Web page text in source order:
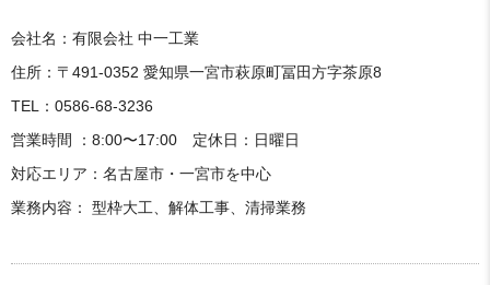
会社名：有限会社 中一工業
住所：〒491-0352 愛知県一宮市萩原町冨田方字茶原8
TEL：0586-68-3236
営業時間 ：8:00〜17:00 定休日：日曜日
対応エリア：名古屋市・一宮市を中心
業務内容： 型枠大工、解体工事、清掃業務